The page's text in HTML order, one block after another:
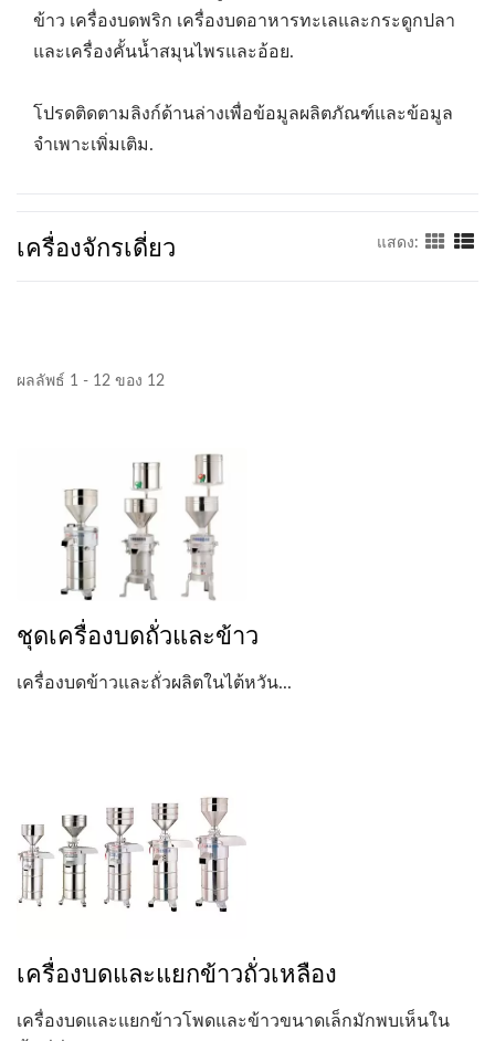
ข้าว เครื่องบดพริก เครื่องบดอาหารทะเลและกระดูกปลา
และเครื่องคั้นน้ำสมุนไพรและอ้อย.
โปรดติดตามลิงก์ด้านล่างเพื่อข้อมูลผลิตภัณฑ์และข้อมูล
จำเพาะเพิ่มเติม.
เครื่องจักรเดี่ยว แสดง:
ผลลัพธ์ 1 - 12 ของ 12
ชุดเครื่องบดถั่วและข้าว
เครื่องบดข้าวและถั่วผลิตในไต้หวัน...
เครื่องบดและแยกข้าวถั่วเหลือง
เครื่องบดและแยกข้าวโพดและข้าวขนาดเล็กมักพบเห็นใน